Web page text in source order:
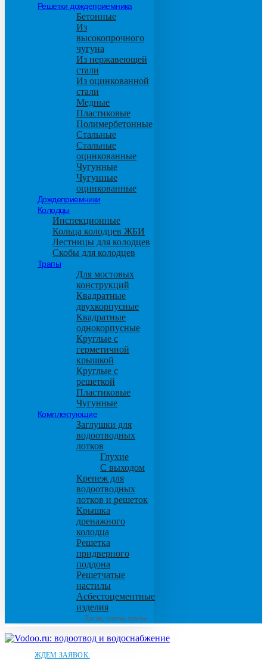
Решетки дождеприемника
Бетонные
Из
высокопрочного
чугуна
Из нержавеющей
стали
Из оцинкованной
стали
Медные
Пластиковые
Полимербетонные
Стальные
Стальные
оцинкованные
Чугунные
Чугунные
оцинкованные
Дождеприемники
Колодцы
Инспекционные
Кольца колодцев ЖБИ
Лестницы для колодцев
Скобы для колодцев
Трапы
Для мостовых
конструкций
Квадратные
двухкорпусные
Квадратные
однокорпусные
Круглые с
герметичной
крышкой
Круглые с
решеткой
Пластиковые
Чугунные
Комплектующие
Заглушки для
водоотводных
лотков
Глухие
С выходом
Крепеж для
водоотводных
лотков и решеток
Крышка
дренажного
колодца
Решетка
придверного
поддона
Решетчатые
настилы
Асбестоцементные
изделия
Листы, плиты, трубы
ЖДЕМ ЗАЯВОК: